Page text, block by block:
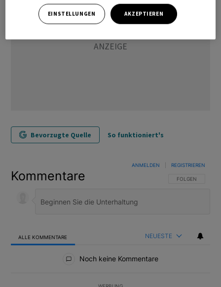
Bevorzugte Quelle So funktioniert's
Kommentare FOLGE DIESER
FOLGEN
ANMELDEN REGISTRIEREN
ALLE KOMMENTARE NEUESTE
Noch keine Kommentare
EINSTELLUNGEN AKZEPTIEREN